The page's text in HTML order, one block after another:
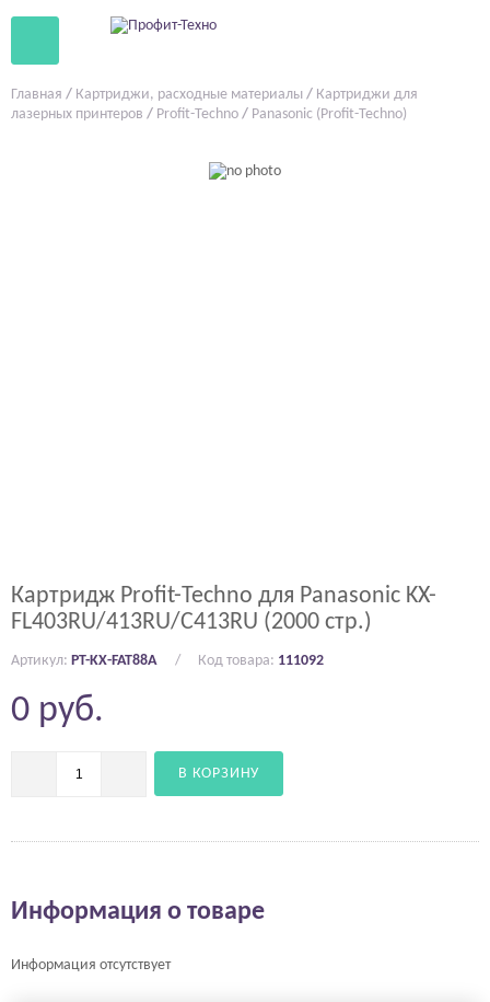
Главная / Картриджи, расходные материалы / Картриджи для
лазерных принтеров / Profit-Techno / Panasonic (Profit-Techno)
Картридж Profit-Techno для Panasonic KX-
FL403RU/413RU/C413RU (2000 стр.)
Артикул: PT-KX-FAT88A Код товара: 111092
0 руб.
В КОРЗИНУ
Информация о товаре
Информация отсутствует